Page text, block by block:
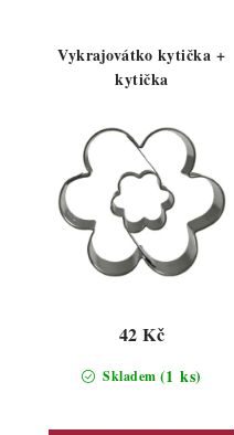
Vykrajovátko kytička +
kytička
Skladem (1 ks)
42 Kč